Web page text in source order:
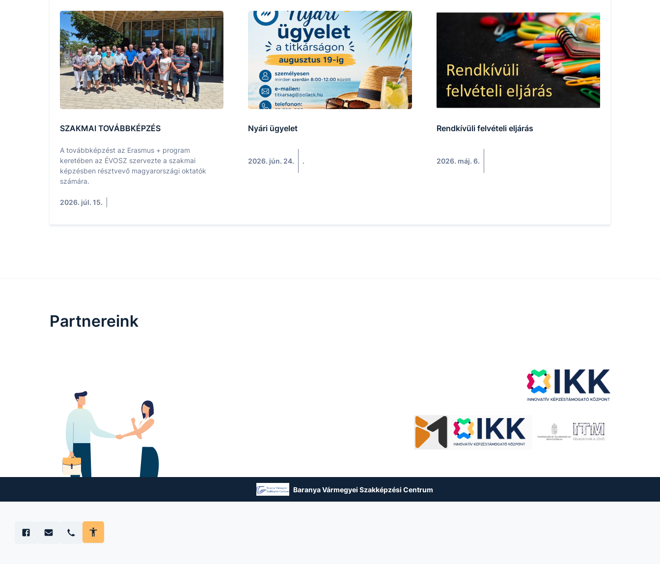
SZAKMAI TOVÁBBKÉPZÉS
A továbbképzést az Erasmus + program
keretében az ÉVOSZ szervezte a szakmai
képzésben résztvevő magyarországi oktatók
számára.
2026. júl. 15.
Nyári ügyelet
2026. jún. 24. .
Rendkívüli felvételi eljárás
2026. máj. 6.
Partnereink
Baranya Vármegyei Szakképzési Centrum